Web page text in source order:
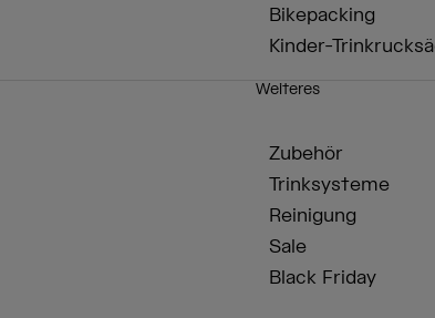
Bikepacking
Kinder-
Weiteres
Zubehör
Trinksysteme
Reinigung
Sale
Black Friday